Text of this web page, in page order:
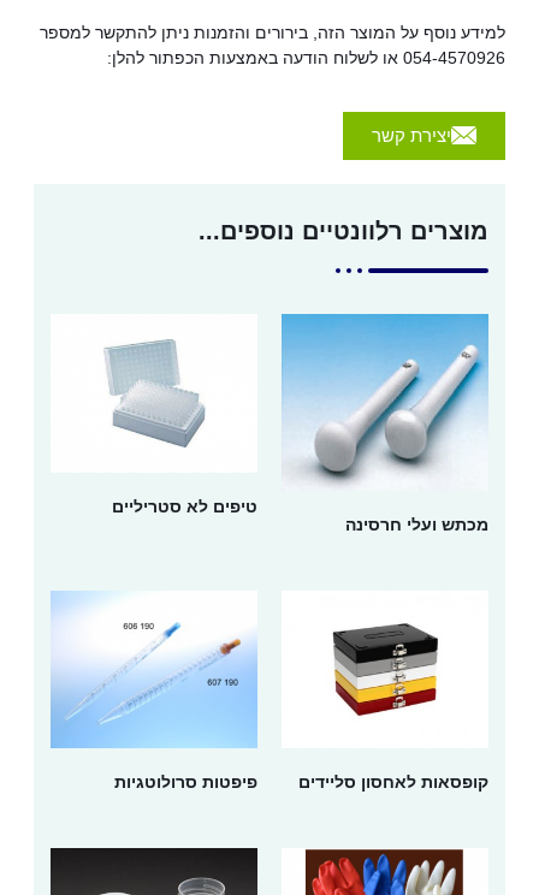
למידע נוסף על המוצר הזה, בירורים והזמנות ניתן להתקשר למספר
054-4570926 או לשלוח הודעה באמצעות הכפתור להלן:
יצירת קשר
מוצרים רלוונטיים נוספים...
מכתש ועלי חרסינה
טיפים לא סטריליים
קופסאות לאחסון סליידים פיפטות סרולוטגיות